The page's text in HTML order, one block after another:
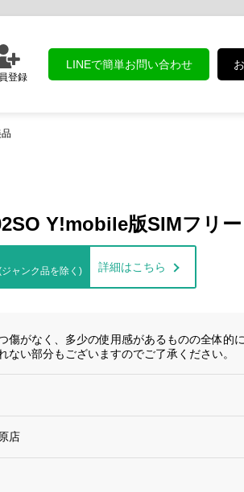
登録
LINEで簡単お問い合わせ
Y!mobile版SIMフリ
ジャンク品を除く) 詳細はこちら
傷がなく、多少の使用感があるものの全体的
ない部分もございますのでご了承ください。
店